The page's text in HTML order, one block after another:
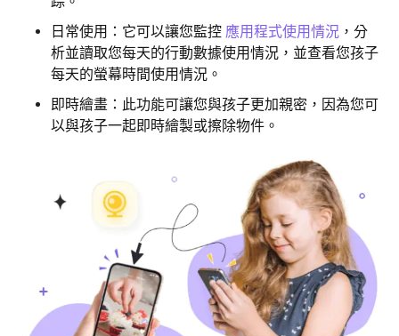
日常使用：它可以讓您監控應用程式使用情況 ，分
析並讀取您每天的行動數據使用情況，並查看您孩子
每天的螢幕時間使用情況。
即時繪畫：此功能可讓您與孩子更加親密，因為您可
以與孩子一起即時繪製或擦除物件。